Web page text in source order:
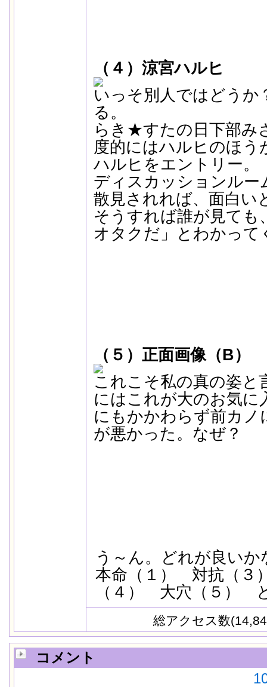
（４）涼宮ハルヒ
いっそ別人ではどう
る。
らき★すたの日下部み
度的にはハルヒのほう
ハルヒをエントリー。
ディスカッションルー
散見されれば、面白い
そうすれば誰が見ても
オタクだ」とわかって
（５）正面画像（B）
これこそ私の真の姿と
にはこれが大のお気に
にもかかわらず前カノ
が悪かった。なぜ？
う～ん。どれが良いか
本命（１） 対抗（
（４） 大穴（５）
総アクセス数
コメント